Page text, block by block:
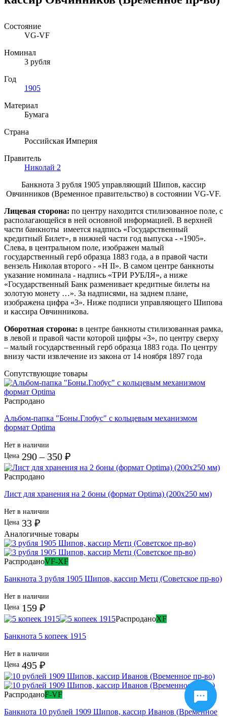
Состояние
VG-VF
Номинал
3 рубля
Год
1905
Материал
Бумага
Страна
Российская Империя
Правитель
Николай 2
Банкнота 3 рубля 1905 управляющий Шипов, кассир
Овчинников (Временное правительство) в состоянии VG-VF.
Лицевая сторона: по центру находится стилизованное поле, с
располагающейся в ней основной информацией. В верхней
части банкноты имеется надпись «Государственный
кредитный Билет», в нижней части год выпуска - «1905».
Слева, в центральном поле, изображен малый
государственный герб образца 1883 года, а в правой части
вензель Николая второго - «Н II». В самом центре банкноты
указание номинала - надпись «ТРИ РУБЛЯ», а ниже
«Государственный Банк разменивает кредитные билеты на
золотую монету …». За надписями, на заднем плане,
изображена цифра «3». Ниже подписи управляющего Шипова
и кассира Овчинникова.
Оборотная сторона: в центре банкноты стилизованная рамка,
в левой и правой части которой цифры «3», по центру сверху
– малый государственный герб образца 1883 года. По центру
внизу части извлечение из закона от 14 ноября 1897 года
Сопутствующие товары
Распродано
Альбом-папка "Боны.Глобус" с кольцевым механизмом
формат Optima
Нет в наличии
Цена 290 – 350 ₽
Распродано
Лист для хранения на 2 боны (формат Optima) (200х250 мм)
Нет в наличии
Цена 33 ₽
Аналогичные товары
РаспроданоVF-XF
Банкнота 3 рубля 1905 Шипов, кассир Метц (Советское пр-во)
Нет в наличии
Цена 159 ₽
РаспроданоXF
Банкнота 5 копеек 1915
Нет в наличии
Цена 495 ₽
РаспроданоF-VF
Банкнота 10 рублей 1909 Шипов, кассир Иванов (Временное